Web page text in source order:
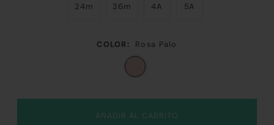
24m 36m 4A 5A
COLOR: Rosa Palo